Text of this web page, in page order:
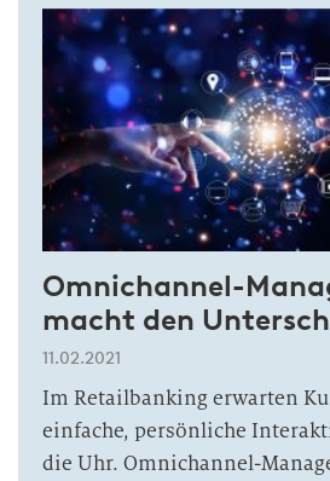
Omnichannel-
macht den
11.02.2021
Im Retailbanking erwarten
einfache, persönliche
die Uhr. Omnichannel-